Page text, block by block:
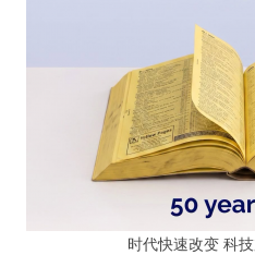
时代快速改变 科